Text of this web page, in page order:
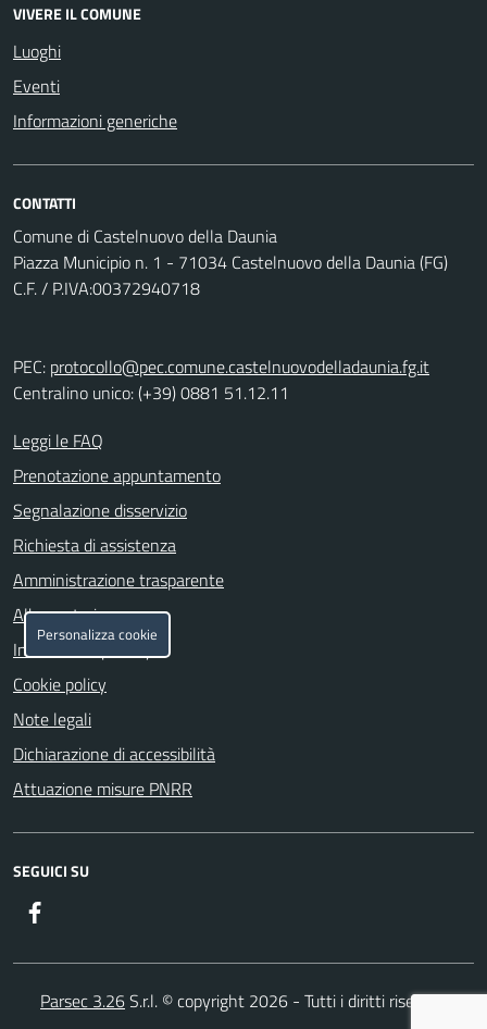
VIVERE IL COMUNE
Luoghi
Eventi
Informazioni generiche
CONTATTI
Comune di Castelnuovo della Daunia
Piazza Municipio n. 1 - 71034 Castelnuovo della Daunia (FG)
C.F. / P.IVA:00372940718
PEC: protocollo@pec.comune.castelnuovodelladaunia.fg.it
Centralino unico: (+39) 0881 51.12.11
Leggi le FAQ
Prenotazione appuntamento
Segnalazione disservizio
Richiesta di assistenza
Amministrazione trasparente
Albo pretorio
Informativa privacy
Cookie policy
Note legali
Dichiarazione di accessibilità
Attuazione misure PNRR
SEGUICI SU
Parsec 3.26S.r.l. © copyright 2026 - Tutti i diritti riservati
Personalizza cookie